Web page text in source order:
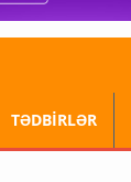
TƏDBİRLƏR